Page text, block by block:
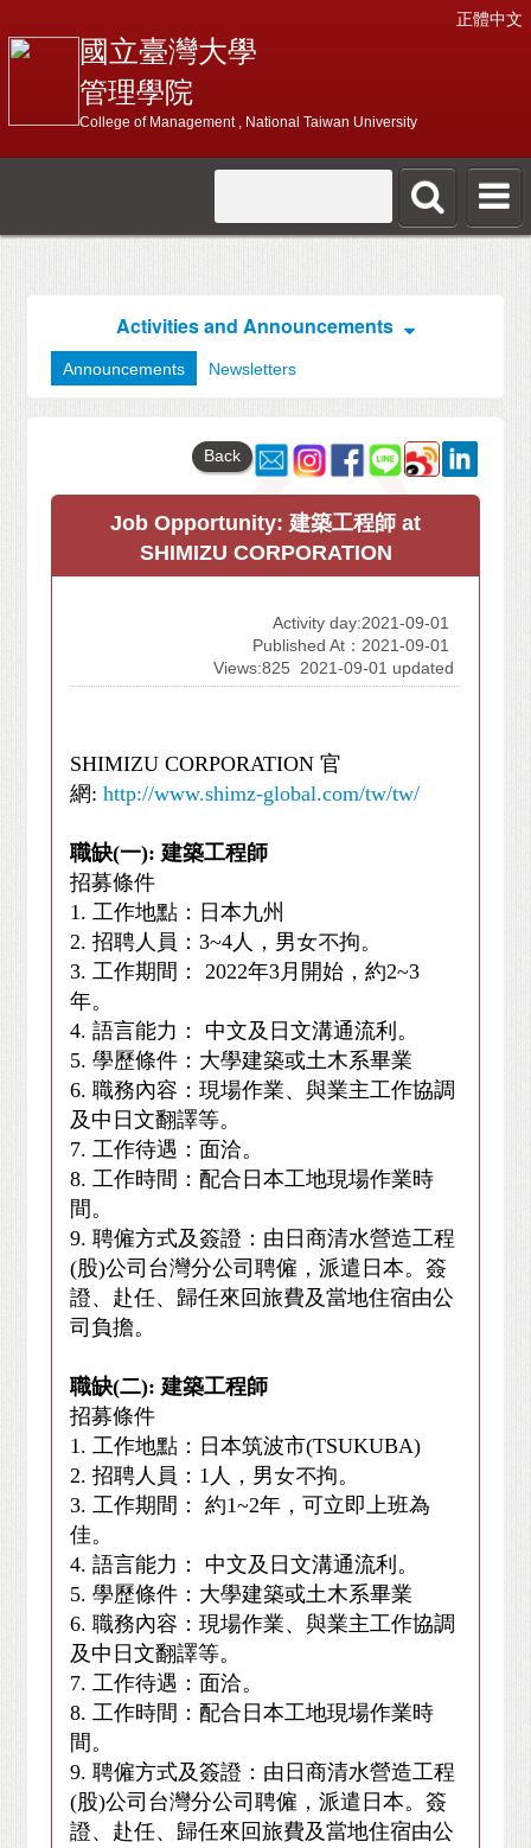
正體中文
國立臺灣大學
管理學院
College of Management , National Taiwan University
Activities and Announcements
Announcements Newsletters
Back
Job Opportunity: 建築工程師 at
SHIMIZU CORPORATION
Activity day:2021-09-01
Published At：2021-09-01
Views:825
2021-09-01 updated
SHIMIZU CORPORATION 官
網:http://www.shimz-global.com/tw/tw/
職缺(一): 建築工程師
招募條件
1. 工作地點：日本九州
2. 招聘人員：3~4人，男女不拘。
3. 工作期間： 2022年3月開始，約2~3
年。
4. 語言能力： 中文及日文溝通流利。
5. 學歷條件：大學建築或土木系畢業
6. 職務內容：現場作業、與業主工作協調
及中日文翻譯等。
7. 工作待遇：面洽。
8. 工作時間：配合日本工地現場作業時
間。
9. 聘僱方式及簽證：由日商清水營造工程
(股)公司台灣分公司聘僱，派遣日本。簽
證、赴任、歸任來回旅費及當地住宿由公
司負擔。
職缺(二): 建築工程師
招募條件
1. 工作地點：日本筑波市(TSUKUBA)
2. 招聘人員：1人，男女不拘。
3. 工作期間： 約1~2年，可立即上班為
佳。
4. 語言能力： 中文及日文溝通流利。
5. 學歷條件：大學建築或土木系畢業
6. 職務內容：現場作業、與業主工作協調
及中日文翻譯等。
7. 工作待遇：面洽。
8. 工作時間：配合日本工地現場作業時
間。
9. 聘僱方式及簽證：由日商清水營造工程
(股)公司台灣分公司聘僱，派遣日本。簽
證、赴任、歸任來回旅費及當地住宿由公